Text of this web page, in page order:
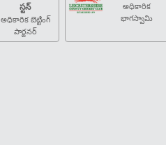
స్టన్
అధికారిక బెట్టింగ్
పార్టనర్
అధికారిక
భాగస్వామి